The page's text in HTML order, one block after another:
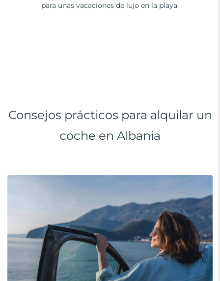
para unas vacaciones de lujo en la playa.
Consejos prácticos para alquilar un
coche en Albania